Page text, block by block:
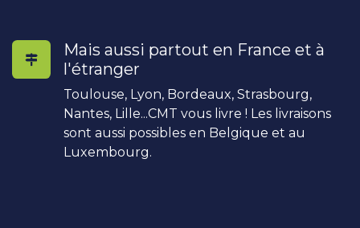
Mais aussi partout en France et à
l'étranger
Toulouse, Lyon, Bordeaux, Strasbourg,
Nantes, Lille...CMT vous livre ! Les livraisons
sont aussi possibles en Belgique et au
Luxembourg.